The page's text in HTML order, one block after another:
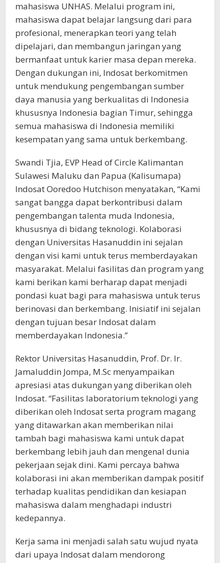
mahasiswa UNHAS. Melalui program ini,
mahasiswa dapat belajar langsung dari para
profesional, menerapkan teori yang telah
dipelajari, dan membangun jaringan yang
bermanfaat untuk karier masa depan mereka.
Dengan dukungan ini, Indosat berkomitmen
untuk mendukung pengembangan sumber
daya manusia yang berkualitas di Indonesia
khususnya Indonesia bagian Timur, sehingga
semua mahasiswa di Indonesia memiliki
kesempatan yang sama untuk berkembang.
Swandi Tjia, EVP Head of Circle Kalimantan
Sulawesi Maluku dan Papua (Kalisumapa)
Indosat Ooredoo Hutchison menyatakan, “Kami
sangat bangga dapat berkontribusi dalam
pengembangan talenta muda Indonesia,
khususnya di bidang teknologi. Kolaborasi
dengan Universitas Hasanuddin ini sejalan
dengan visi kami untuk terus memberdayakan
masyarakat. Melalui fasilitas dan program yang
kami berikan kami berharap dapat menjadi
pondasi kuat bagi para mahasiswa untuk terus
berinovasi dan berkembang. Inisiatif ini sejalan
dengan tujuan besar Indosat dalam
memberdayakan Indonesia.”
Rektor Universitas Hasanuddin, Prof. Dr. Ir.
Jamaluddin Jompa, M.Sc menyampaikan
apresiasi atas dukungan yang diberikan oleh
Indosat. “Fasilitas laboratorium teknologi yang
diberikan oleh Indosat serta program magang
yang ditawarkan akan memberikan nilai
tambah bagi mahasiswa kami untuk dapat
berkembang lebih jauh dan mengenal dunia
pekerjaan sejak dini. Kami percaya bahwa
kolaborasi ini akan memberikan dampak positif
terhadap kualitas pendidikan dan kesiapan
mahasiswa dalam menghadapi industri
kedepannya.
Kerja sama ini menjadi salah satu wujud nyata
dari upaya Indosat dalam mendorong